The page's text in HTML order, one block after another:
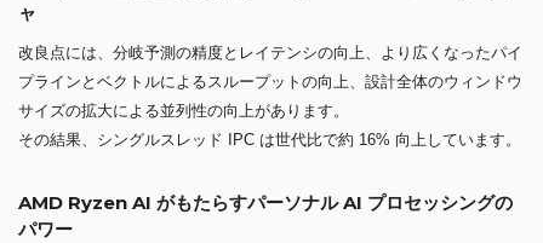
ャ
改良点には、分岐予測の精度とレイテンシの向上、より広くなったパイ
プラインとベクトルによるスループットの向上、設計全体のウィンドウ
サイズの拡大による並列性の向上があります。
その結果、シングルスレッド IPC は世代比で約 16% 向上しています。
AMD Ryzen AI がもたらすパーソナル AI プロセッシングの
パワー